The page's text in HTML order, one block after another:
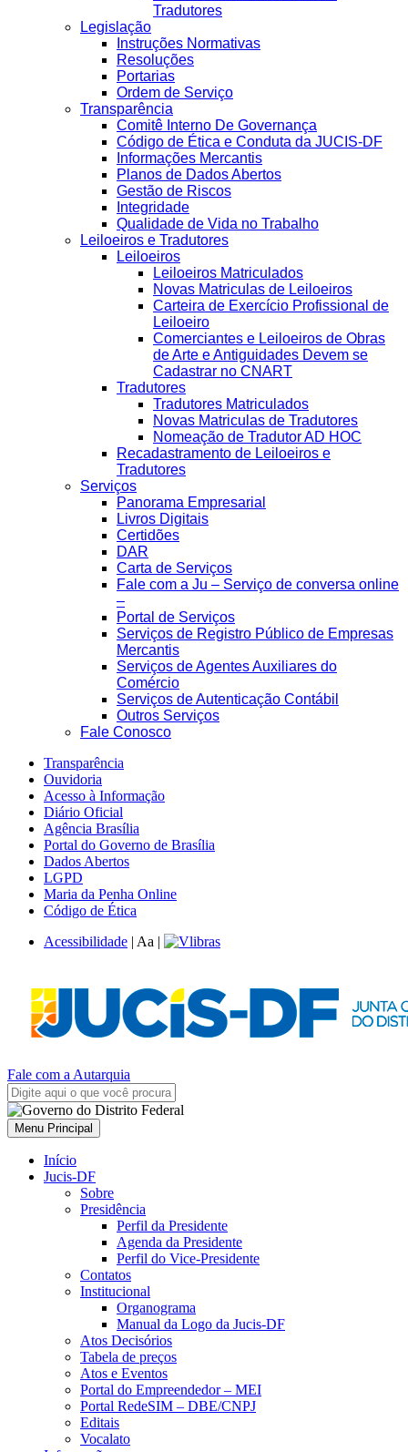
Tradutores
Legislação
Instruções Normativas
Resoluções
Portarias
Ordem de Serviço
Transparência
Comitê Interno De Governança
Código de Ética e Conduta da JUCIS-DF
Informações Mercantis
Planos de Dados Abertos
Gestão de Riscos
Integridade
Qualidade de Vida no Trabalho
Leiloeiros e Tradutores
Leiloeiros
Leiloeiros Matriculados
Novas Matriculas de Leiloeiros
Carteira de Exercício Profissional de
Leiloeiro
Comerciantes e Leiloeiros de Obras
de Arte e Antiguidades Devem se
Cadastrar no CNART
Tradutores
Tradutores Matriculados
Novas Matriculas de Tradutores
Nomeação de Tradutor AD HOC
Recadastramento de Leiloeiros e
Tradutores
Serviços
Panorama Empresarial
Livros Digitais
Certidões
DAR
Carta de Serviços
Fale com a Ju – Serviço de conversa online
–
Portal de Serviços
Serviços de Registro Público de Empresas
Mercantis
Serviços de Agentes Auxiliares do
Comércio
Serviços de Autenticação Contábil
Outros Serviços
Fale Conosco
Transparência
Ouvidoria
Acesso à Informação
Diário Oficial
Agência Brasília
Portal do Governo de Brasília
Dados Abertos
LGPD
Maria da Penha Online
Código de Ética
Acessibilidade | Aa |
Fale com a Autarquia
Menu Principal
Início
Jucis-DF
Sobre
Presidência
Perfil da Presidente
Agenda da Presidente
Perfil do Vice-Presidente
Contatos
Institucional
Organograma
Manual da Logo da Jucis-DF
Atos Decisórios
Tabela de preços
Atos e Eventos
Portal do Empreendedor – MEI
Portal RedeSIM – DBE/CNPJ
Editais
Vocalato